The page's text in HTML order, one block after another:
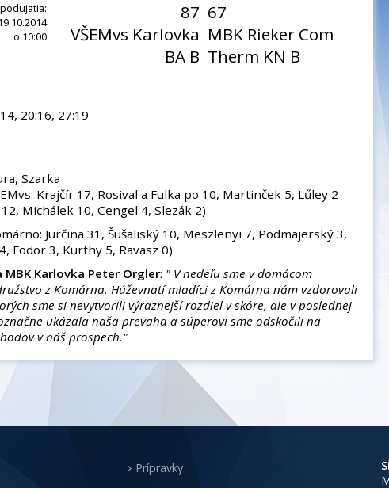
o 10:00
87
VŠEMvs Karlovka
BA B
67
MBK Rieker Com
Therm KN B
20:16, 27:19
Szarka
Krajčír 17, Rosival a Fulka po 10, Martinček 5, Lűley 2
Michálek 10, Cengel 4, Slezák 2)
Jurčina 31, Šušaliský 10, Meszlenyi 7, Podmajerský 3,
Fodor 3, Kurthy 5, Ravasz 0)
Karlovka Peter Orgler: " V nedeľu sme v domácom
z Komárna. Húževnatí mladíci z Komárna nám vzdorovali
sme si nevytvorili výraznejší rozdiel v skóre, ale v poslednej
ukázala naša prevaha a súperovi sme odskočili na
v náš prospech."
Prípravky